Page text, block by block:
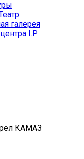
галерея
I.P.
КАМАЗ